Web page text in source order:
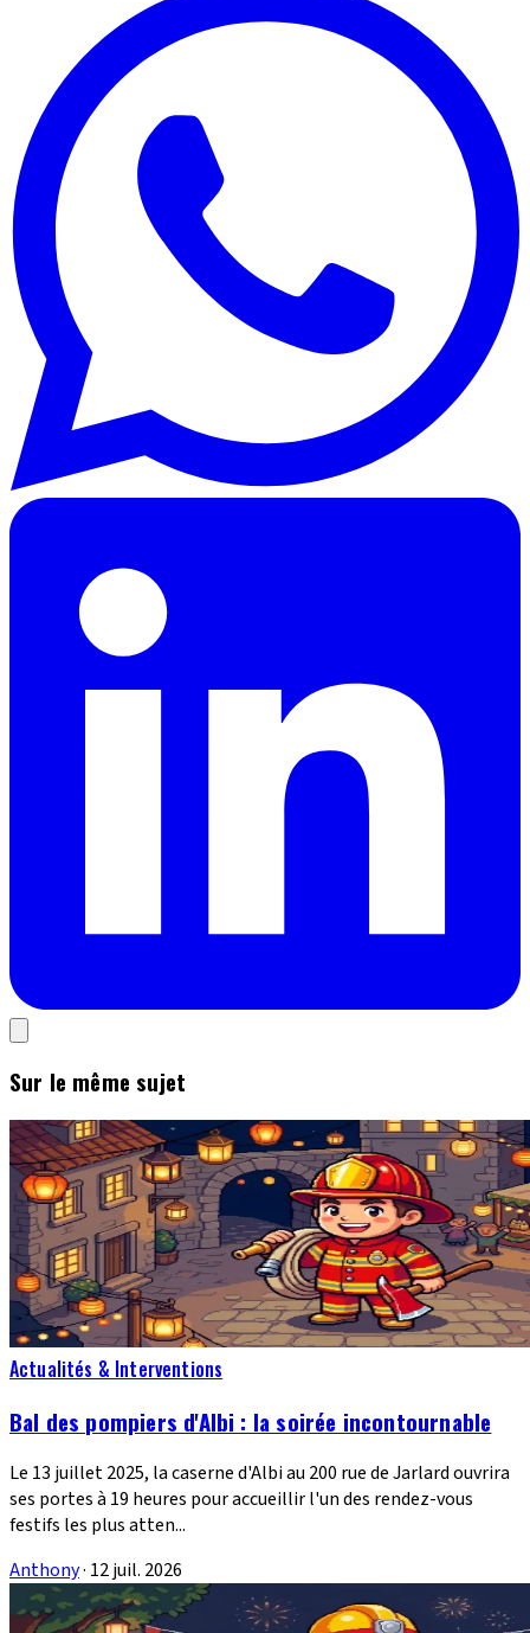
Sur le même sujet
Actualités & Interventions
Bal des pompiers d'Albi : la soirée incontournable
Le 13 juillet 2025, la caserne d'Albi au 200 rue de Jarlard ouvrira
ses portes à 19 heures pour accueillir l'un des rendez-vous
festifs les plus atten...
Anthony· 12 juil. 2026